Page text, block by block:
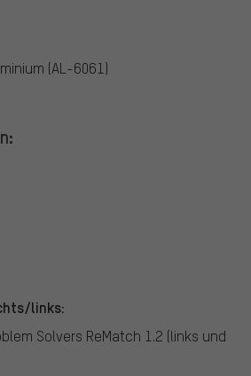
(AL-6061)
links:
Solvers ReMatch 1.2 (links und